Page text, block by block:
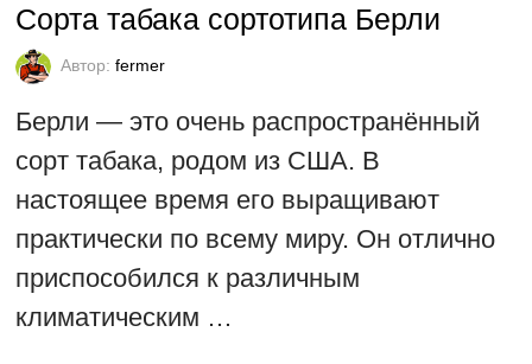
Сорта табака сортотипа Берли
Автор: fermer
Берли — это очень распространённый
сорт табака, родом из США. В
настоящее время его выращивают
практически по всему миру. Он отлично
приспособился к различным
климатическим …